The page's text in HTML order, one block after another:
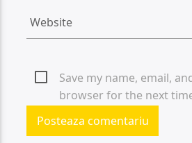
Save my name, email,
browser for the next